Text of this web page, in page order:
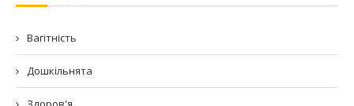
Вагітність
Дошкільнята